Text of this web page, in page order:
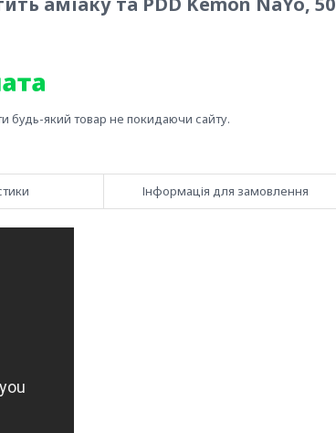
будь-який товар не покидаючи сайту.
Інформація для замовлення